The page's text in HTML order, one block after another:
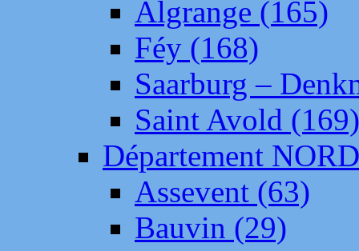
Algrange (165)
Féy (168)
Saarburg –
Saint Avold (169)
Département NORD
Assevent (63)
Bauvin (29)